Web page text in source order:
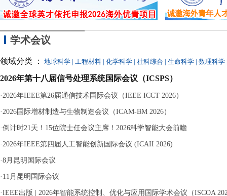
学术会议
领域分类 ： 地球科学 | 工程材料 | 化学科学 | 社科综合 | 生命科学 | 数理科学
2026年第十八届信号处理系统国际会议（ICSPS）
·2026年IEEE第26届通信技术国际会议（IEEE ICCT 2026）
·2026国际增材制造与生物制造会议（ICAM-BM 2026）
·倒计时21天！15位院士任会议主席！2026科学智能大会前瞻
·2026年IEEE第四届人工智能创新国际会议 (ICAII 2026)
·8月昆明国际会议
· 11月昆明国际会议
·IEEE出版 | 2026年智能系统控制、优化与应用国际学术会议（ISCOA